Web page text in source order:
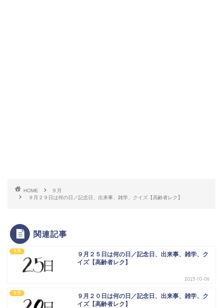
HOME
９月
９月２９日は何の日／記念日、出来事、雑学、クイズ【高齢者レク】
関連記事
９月
９月２５日は何の日／記念日、出来事、雑学、ク
イズ【高齢者レク】
2023-10-06
９月
９月２０日は何の日／記念日、出来事、雑学、ク
イズ【高齢者レク】